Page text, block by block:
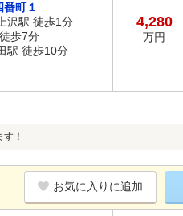
町１
沢駅 徒歩1分
歩7分
駅 徒歩10分
4,280
万円
！
お気に入りに追加